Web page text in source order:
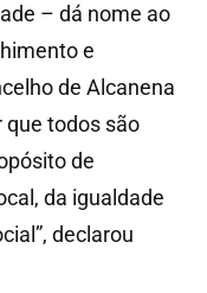
– dá nome ao
e
de Alcanena
que todos são
de
da igualdade
declarou